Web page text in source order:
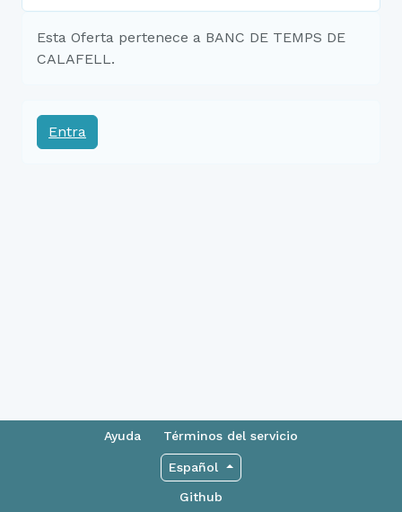
Esta Oferta pertenece a BANC DE TEMPS DE
CALAFELL.
Entra
Ayuda Términos del servicio
Español
Github